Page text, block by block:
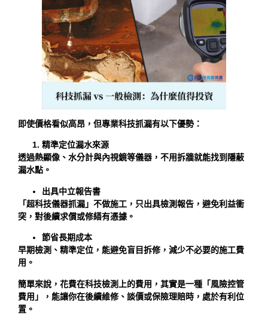
即使價格看似高昂，但專業科技抓漏有以下優勢：
精準定位漏水來源
透過熱顯像、水分計與內視鏡等儀器，不用拆牆就能找到隱蔽
漏水點。
出具中立報告書
「超科技儀器抓漏」不做施工，只出具檢測報告，避免利益衝
突，對後續求償或修繕有憑據。
節省長期成本
早期檢測、精準定位，能避免盲目拆修，減少不必要的施工費
用。
簡單來說，花費在科技檢測上的費用，其實是一種「風險控管
費用」，能讓你在後續維修、談價或保險理賠時，處於有利位
置。